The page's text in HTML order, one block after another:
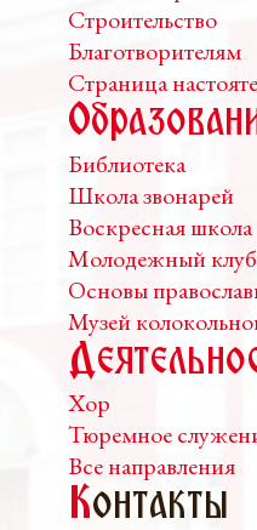
Строительство
Благотворителям
Страница
Библиотека
Школа звонарей
Воскресная школа
Молодежный клуб
Основы
Музей
Хор
Тюремное
Все направления
Контакты